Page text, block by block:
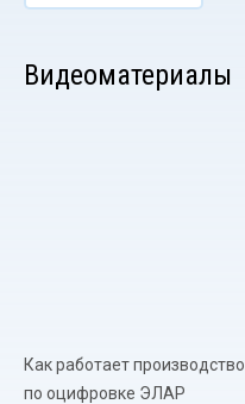
Видеоматериалы
Как работает производство
по оцифровке ЭЛАР